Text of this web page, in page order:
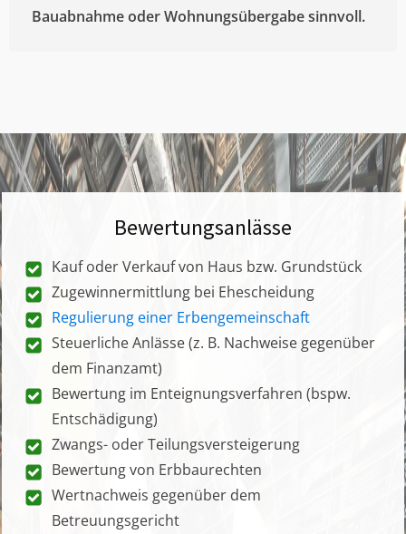
Bauabnahme oder Wohnungsübergabe sinnvoll.
Bewertungsanlässe
Kauf oder Verkauf von Haus bzw. Grundstück
Zugewinnermittlung bei Ehescheidung
Regulierung einer Erbengemeinschaft
Steuerliche Anlässe (z. B. Nachweise gegenüber
dem Finanzamt)
Bewertung im Enteignungsverfahren (bspw.
Entschädigung)
Zwangs- oder Teilungsversteigerung
Bewertung von Erbbaurechten
Wertnachweis gegenüber dem
Betreuungsgericht